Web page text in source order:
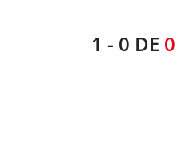
1 - 0 DE 0